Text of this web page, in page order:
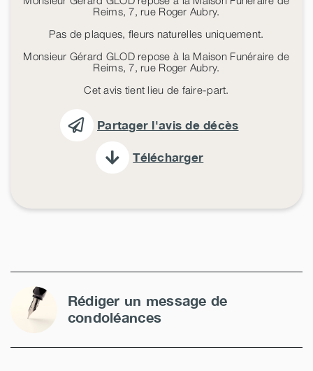
Reims, 7, rue Roger Aubry.
Pas de plaques, fleurs naturelles uniquement.
Monsieur Gérard GLOD repose à la Maison Funéraire de
Reims, 7, rue Roger Aubry.
Cet avis tient lieu de faire-part.
Partager l'avis de décès
Télécharger
Rédiger un message de
condoléances